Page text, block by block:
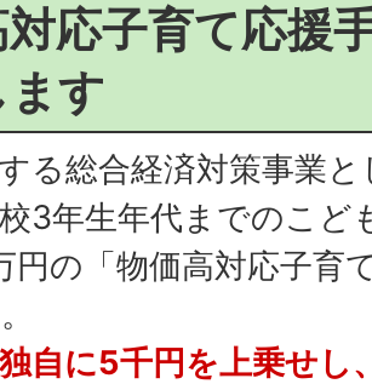
応子育て応援
す
る総合経済対策事業
3年生年代までのこど
円の「物価高対応子育
自に5千円を上乗せし